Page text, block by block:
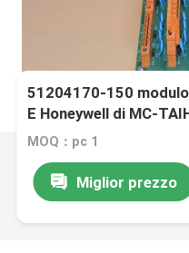
51204170-150 modulo
E Honeywell di MC-
MOQ：pc 1
Miglior prezzo